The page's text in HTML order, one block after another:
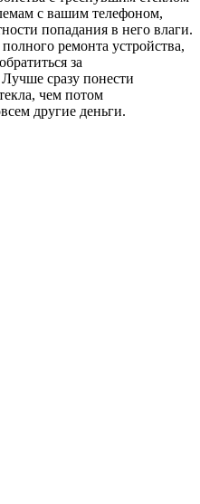
с вашим телефоном,
попадания в него влаги.
ремонта устройства,
за
сразу понести
чем потом
другие деньги.